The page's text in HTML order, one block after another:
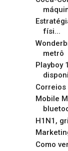
físi...
metrô
Playboy
Mobile
H1N1,
Como